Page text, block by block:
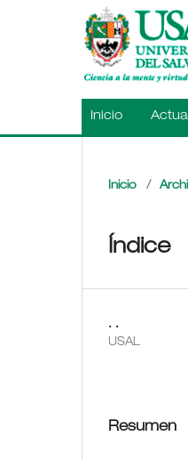
Inicio Actual
Inicio /
Índice
. .
USAL
Resumen